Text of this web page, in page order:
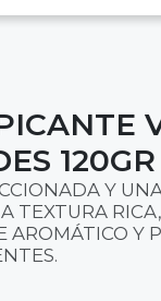
120GR
Y
TEXTURA
AROMÁTICO Y